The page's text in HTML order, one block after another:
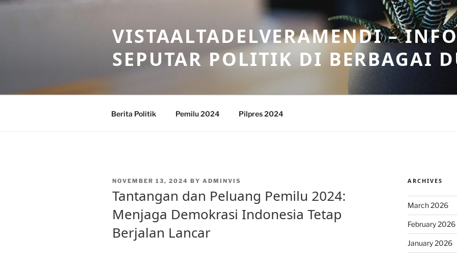
Skip
VISTAALTADELVERAMENDI –
SEPUTAR POLITIK DI BERBAGAI
Berita Politik Pemilu 2024 Pilpres 2024
POSTED
NOVEMBER 13, 2024 BY ADMINVIS
Tantangan dan Peluang Pemilu 2024:
Menjaga Demokrasi Indonesia Tetap
Berjalan Lancar
ARCHIVES
March 2026
February 2026
January 2026